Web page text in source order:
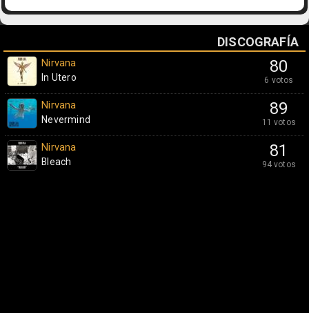
DISCOGRAFÍA
80
6 votos
Nirvana
In Utero
89
11 votos
Nirvana
Nevermind
81
94 votos
Nirvana
Bleach